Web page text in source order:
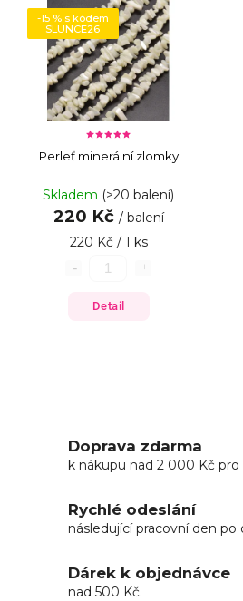
Nejprodávanější
Abecedně
-15 % s kódem
SLUNCE26
Perleť minerální zlomky
Skladem (>20 balení)
220 Kč / balení
220 Kč / 1 ks
Detail
Doprava zdarma
k nákupu nad 2 000 Kč pro
Rychlé odeslání
následující pracovní den po
Dárek k objednávce
nad 500 Kč.